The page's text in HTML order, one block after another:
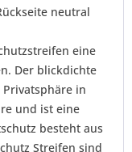
gelesen,
neutral
eine
Der blickdichte
in
und ist eine
besteht aus
Streifen sind